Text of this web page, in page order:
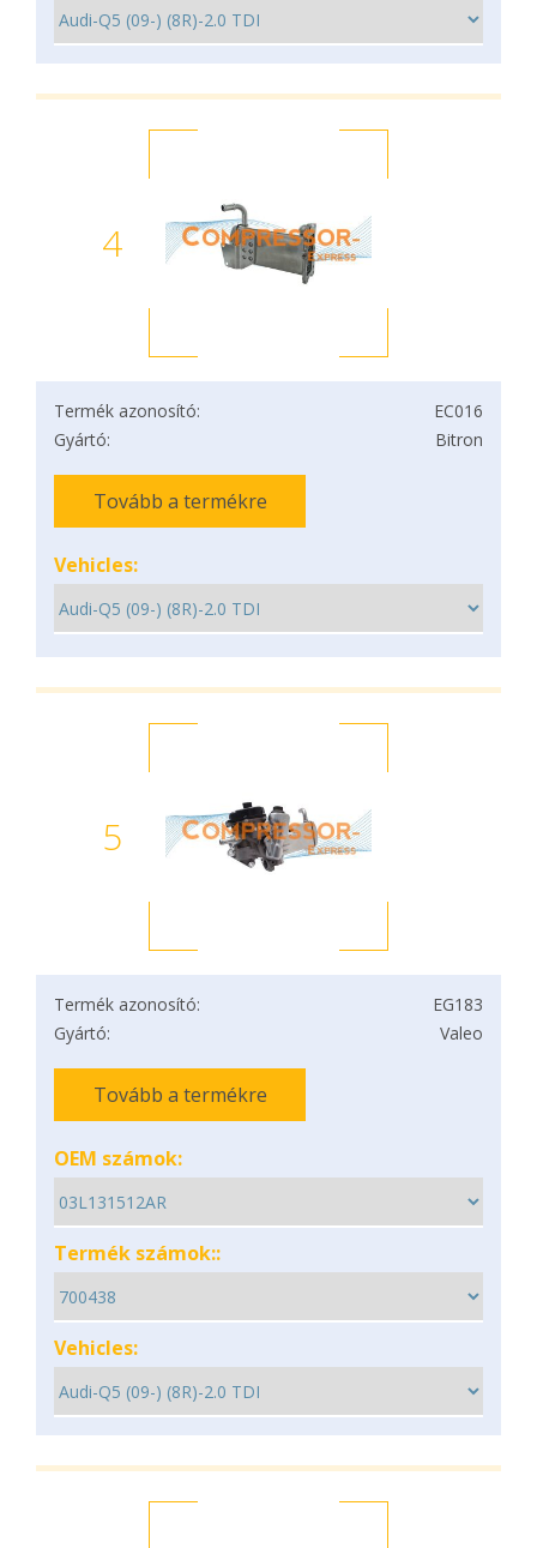
4
Termék azonosító:
EC016
Gyártó:
Bitron
Tovább a termékre
Vehicles:
5
Termék azonosító:
EG183
Gyártó:
Valeo
Tovább a termékre
OEM számok:
Termék számok::
Vehicles: